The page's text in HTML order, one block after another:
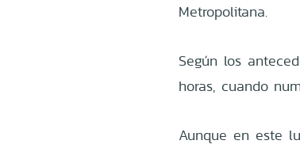
Metropolitana.
Según los
horas, cuando
Aunque en este